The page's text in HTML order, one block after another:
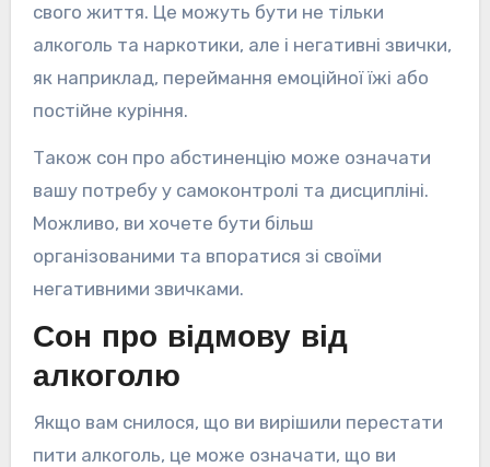
свого життя. Це можуть бути не тільки
алкоголь та наркотики, але і негативні звички,
як наприклад, переймання емоційної їжі або
постійне куріння.
Також сон про абстиненцію може означати
вашу потребу у самоконтролі та дисципліні.
Можливо, ви хочете бути більш
організованими та впоратися зі своїми
негативними звичками.
Сон про відмову від
алкоголю
Якщо вам снилося, що ви вирішили перестати
пити алкоголь, це може означати, що ви